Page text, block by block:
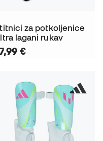
za potkoljenice
lagani rukav
€